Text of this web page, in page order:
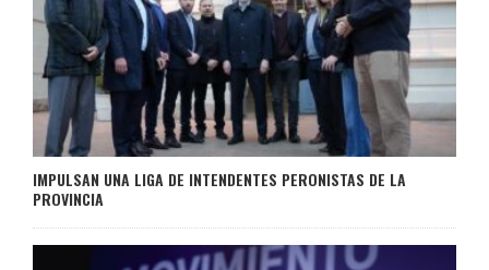
IMPULSAN UNA LIGA DE INTENDENTES PERONISTAS DE LA
PROVINCIA